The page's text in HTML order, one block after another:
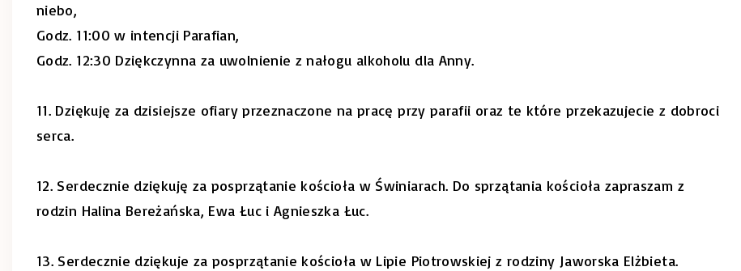
niebo,
Godz. 11:00 w intencji Parafian,
Godz. 12:30 Dziękczynna za uwolnienie z nałogu alkoholu dla Anny.
11. Dziękuję za dzisiejsze ofiary przeznaczone na pracę przy parafii oraz te które przekazujecie z dobroci
serca.
12. Serdecznie dziękuję za posprzątanie kościoła w Świniarach. Do sprzątania kościoła zapraszam z
rodzin Halina Bereżańska, Ewa Łuc i Agnieszka Łuc.
13. Serdecznie dziękuje za posprzątanie kościoła w Lipie Piotrowskiej z rodziny Jaworska Elżbieta.